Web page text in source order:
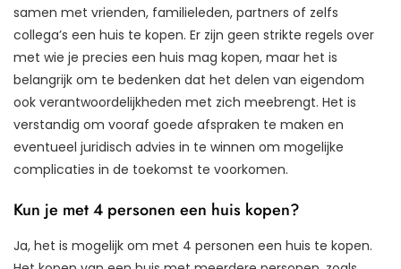
samen met vrienden, familieleden, partners of zelfs
collega’s een huis te kopen. Er zijn geen strikte regels over
met wie je precies een huis mag kopen, maar het is
belangrijk om te bedenken dat het delen van eigendom
ook verantwoordelijkheden met zich meebrengt. Het is
verstandig om vooraf goede afspraken te maken en
eventueel juridisch advies in te winnen om mogelijke
complicaties in de toekomst te voorkomen.
Kun je met 4 personen een huis kopen?
Ja, het is mogelijk om met 4 personen een huis te kopen.